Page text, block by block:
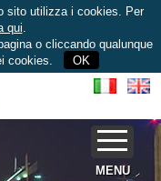
sito utilizza i cookies. Per
qui.
o cliccando qualunque
cookies.
OK
MENU